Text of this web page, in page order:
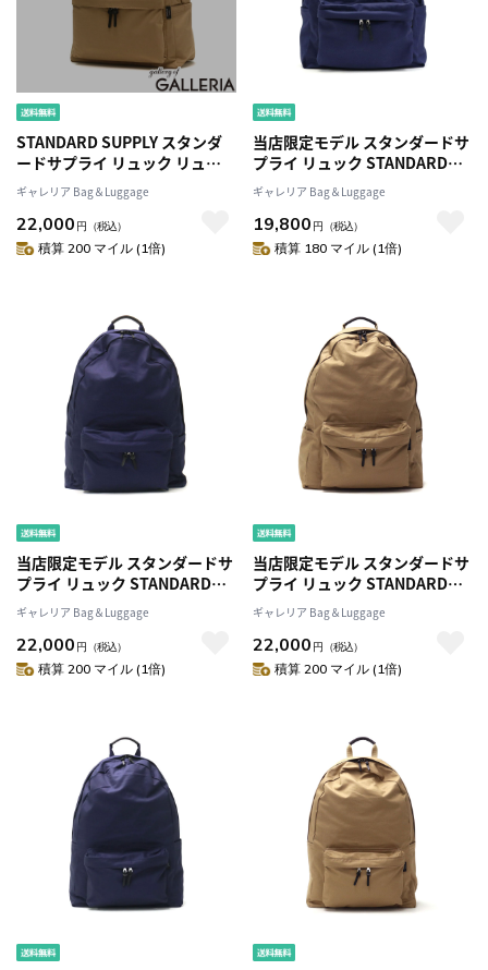
STANDARD SUPPLY スタンダ
ードサプライ リュック リュッ
クサック 13L A4 日本製
SIMPLICITY NEW TINY
DAYPACK
ギャレリア Bag＆Luggage
22,000 円 （税込）
積算 200 マイル (1倍)
当店限定モデル スタンダードサ
プライ リュック STANDARD
SUPPLY リュックサック
SIMPLICITY デイパック バック
パック 通学 通勤 A4 メンズ レデ
ィース 別注 VENTILE DAILY
ギャレリア Bag＆Luggage
19,800 円 （税込）
積算 180 マイル (1倍)
当店限定モデル スタンダードサ
プライ リュック STANDARD
SUPPLY リュックサック
SIMPLICITY デイパック バック
パック 通学 通勤 B4 大容量 メン
ズ レディース 別注 VENTILE
ギャレリア Bag＆Luggage
22,000 円 （税込）
積算 200 マイル (1倍)
当店限定モデル スタンダードサ
プライ リュック STANDARD
SUPPLY リュックサック
SIMPLICITY デイパック バック
パック 通学 通勤 B4 大容量 メン
ズ レディース 別注 VENTILE
ギャレリア Bag＆Luggage
22,000 円 （税込）
積算 200 マイル (1倍)